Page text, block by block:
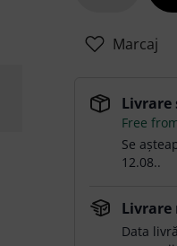
Marcaj
Livrare
Free
Se
12.08..
Livrare
Data